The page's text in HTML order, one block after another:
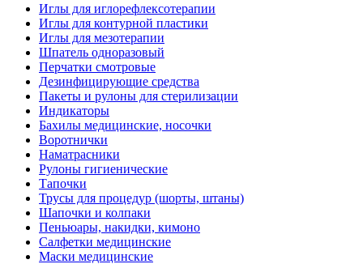
Иглы для иглорефлексотерапии
Иглы для контурной пластики
Иглы для мезотерапии
Шпатель одноразовый
Перчатки смотровые
Дезинфицирующие средства
Пакеты и рулоны для стерилизации
Индикаторы
Бахилы медицинские, носочки
Воротнички
Наматрасники
Рулоны гигиенические
Тапочки
Трусы для процедур (шорты, штаны)
Шапочки и колпаки
Пеньюары, накидки, кимоно
Салфетки медицинские
Маски медицинские